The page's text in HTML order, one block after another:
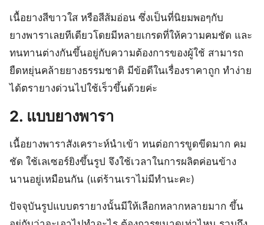
เนื้อยางสีขาวใส​ หรือ​สีส้มอ่อน​ ซึ่งเป็นที่นิยมพอๆกับ
ยางพาราเลยทีเดียวโดยมีหลายเกรดที่ให้ความคมชัด และ
ทนทานต่างกันขึ้นอยู่กับความต้องการของผู้ใช้ สามารถ
ยืดหยุ่นคล้ายยางธรรมชาติ มีข้อดี​ในเรื่อง​ราคาถูก ทำง่าย​
ได้ตรายางด่วนไปใช้​เร็ว​ขึ้น​ด้วย​ค่ะ
2.​ แบบยางพารา​
เนื้อยางพาราสังเคราะห์​นำเข้า​ ทนต่อการขูดขีด​มาก​ คม
ชัด​ ใช้เลเซอร์ยิงขึ้นรูป​ จึงใช้เวลาในการผลิตค่อนข้าง
นานอยู่เหมือนกัน (แต่ร้านเราไม่มีทำนะคะ)​
ปัจจุบันรูปแบบตรายางนั้นมีให้เลือกหลากหลายมาก​ ขึ้น